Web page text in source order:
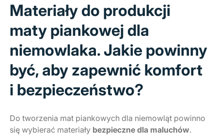
Materiały do produkcji
maty piankowej dla
niemowlaka. Jakie powinny
być, aby zapewnić komfort
i bezpieczeństwo?
Do tworzenia mat piankowych dla niemowląt powinno
się wybierać materiały bezpieczne dla maluchów.